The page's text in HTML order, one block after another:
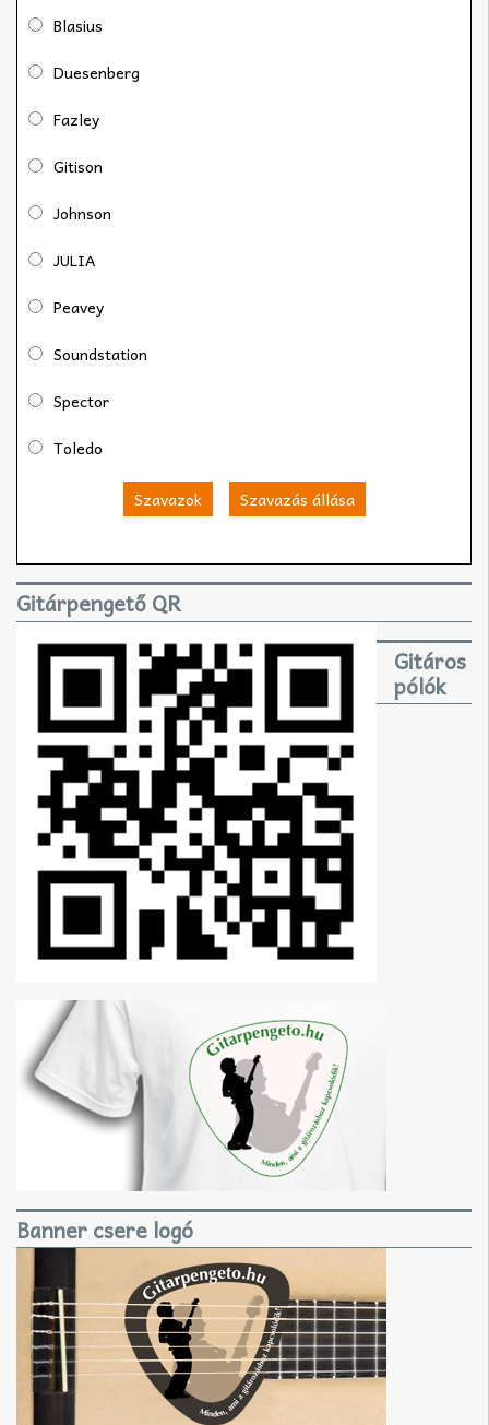
Blasius
Duesenberg
Fazley
Gitison
Johnson
JULIA
Peavey
Soundstation
Spector
Toledo
Szavazok Szavazás állása
Gitárpengető QR
Gitáros
pólók
Banner csere logó